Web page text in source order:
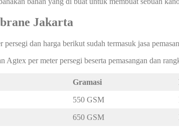
Jakarta
dan harga berikut sudah termasuk jasa
Agtex per meter persegi beserta pemasangan dan
Gramasi
550 GSM
650 GSM